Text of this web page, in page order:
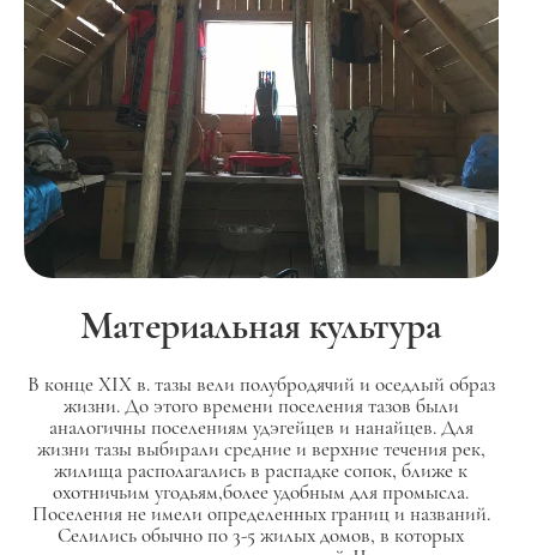
Материальная культура
В конце XIX в. тазы вели полубродячий и оседлый образ
жизни. До этого времени поселения тазов были
аналогичны поселениям удэгейцев и нанайцев. Для
жизни тазы выбирали средние и верхние течения рек,
жилища располагались в распадке сопок, ближе к
охотничьим угодьям,более удобным для промысла.
Поселения не имели определенных границ и названий.
Селились обычно по 3-5 жилых домов, в которых